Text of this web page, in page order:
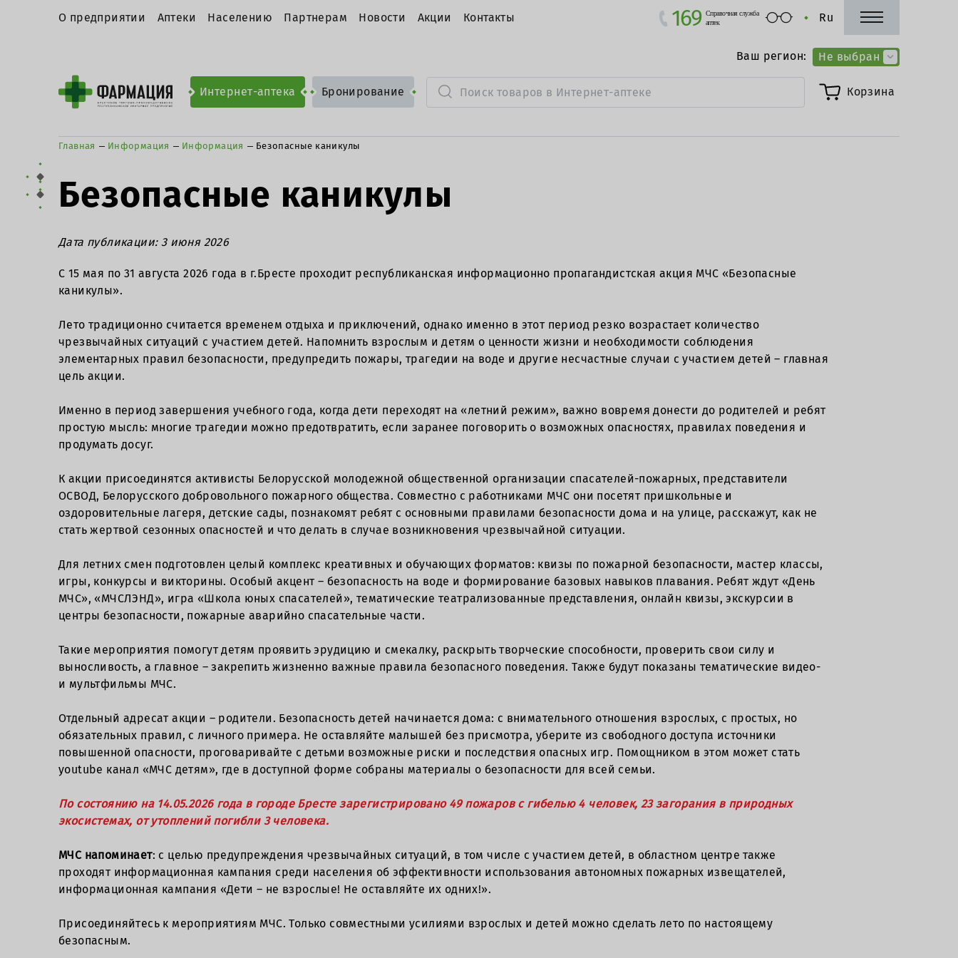
О предприятии Аптеки Населению Партнерам Новости Акции Контакты 169 Справочная служба
аптек
Ru
Ваш регион: Не выбран
Интернет-аптека Бронирование Корзина
Главная Информация Информация Безопасные каникулы
Безопасные каникулы
Дата публикации: 3 июня 2026
С 15 мая по 31 августа 2026 года в г.Бресте проходит республиканская информационно пропагандистская акция МЧС «Безопасные
каникулы».
Лето традиционно считается временем отдыха и приключений, однако именно в этот период резко возрастает количество
чрезвычайных ситуаций с участием детей. Напомнить взрослым и детям о ценности жизни и необходимости соблюдения
элементарных правил безопасности, предупредить пожары, трагедии на воде и другие несчастные случаи с участием детей – главная
цель акции.
Именно в период завершения учебного года, когда дети переходят на «летний режим», важно вовремя донести до родителей и ребят
простую мысль: многие трагедии можно предотвратить, если заранее поговорить о возможных опасностях, правилах поведения и
продумать досуг.
К акции присоединятся активисты Белорусской молодежной общественной организации спасателей-пожарных, представители
ОСВОД, Белорусского добровольного пожарного общества. Совместно с работниками МЧС они посетят пришкольные и
оздоровительные лагеря, детские сады, познакомят ребят с основными правилами безопасности дома и на улице, расскажут, как не
стать жертвой сезонных опасностей и что делать в случае возникновения чрезвычайной ситуации.
Для летних смен подготовлен целый комплекс креативных и обучающих форматов: квизы по пожарной безопасности, мастер классы,
игры, конкурсы и викторины. Особый акцент – безопасность на воде и формирование базовых навыков плавания. Ребят ждут «День
МЧС», «МЧСЛЭНД», игра «Школа юных спасателей», тематические театрализованные представления, онлайн квизы, экскурсии в
центры безопасности, пожарные аварийно спасательные части.
Такие мероприятия помогут детям проявить эрудицию и смекалку, раскрыть творческие способности, проверить свои силу и
выносливость, а главное – закрепить жизненно важные правила безопасного поведения. Также будут показаны тематические видео-
и мультфильмы МЧС.
Отдельный адресат акции – родители. Безопасность детей начинается дома: с внимательного отношения взрослых, с простых, но
обязательных правил, с личного примера. Не оставляйте малышей без присмотра, уберите из свободного доступа источники
повышенной опасности, проговаривайте с детьми возможные риски и последствия опасных игр. Помощником в этом может стать
youtube канал «МЧС детям», где в доступной форме собраны материалы о безопасности для всей семьи.
По состоянию на 14.05.2026 года в городе Бресте зарегистрировано 49 пожаров с гибелью 4 человек, 23 загорания в природных
экосистемах, от утоплений погибли 3 человека.
МЧС напоминает: с целью предупреждения чрезвычайных ситуаций, в том числе с участием детей, в областном центре также
проходят информационная кампания среди населения об эффективности использования автономных пожарных извещателей,
информационная кампания «Дети – не взрослые! Не оставляйте их одних!».
Присоединяйтесь к мероприятиям МЧС. Только совместными усилиями взрослых и детей можно сделать лето по настоящему
безопасным.